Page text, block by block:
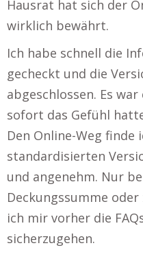
Hausrat hat sich der
wirklich bewährt.
Ich habe schnell die
gecheckt und die
abgeschlossen. Es
sofort das Gefühl
Den Online-Weg finde
standardisierten
und angenehm. Nur
Deckungssumme
ich mir vorher die
sicherzugehen.